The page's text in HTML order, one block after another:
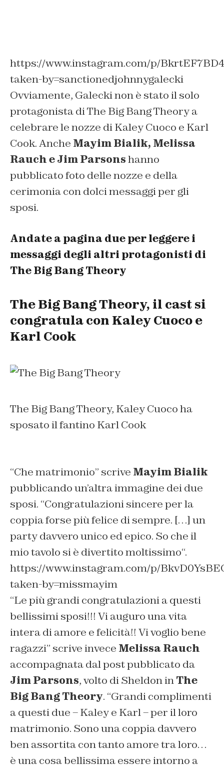
https://www.instagram.com/p/
taken-by=sanctionedjohnnygalecki
Ovviamente, Galecki non è stato il solo
protagonista di The Big Bang Theory a
celebrare le nozze di Kaley Cuoco e Karl
Cook. Anche Mayim Bialik, Melissa
Rauch e Jim Parsonshanno
pubblicato foto delle nozze e della
cerimonia con dolci messaggi per gli
sposi.
Andate a pagina due per leggere i
messaggi degli altri protagonisti di
The Big Bang Theory
The Big Bang Theory, il cast si
congratula con Kaley Cuoco e
Karl Cook
The Big Bang Theory, Kaley Cuoco ha
sposato il fantino Karl Cook
“Che matrimonio” scrive Mayim Bialik
pubblicando un’altra immagine dei due
sposi. “Congratulazioni sincere per la
coppia forse più felice di sempre. […] un
party davvero unico ed epico. So che il
mio tavolo si è divertito moltissimo“.
https://www.instagram.com/p/
taken-by=missmayim
“Le più grandi congratulazioni a questi
bellissimi sposi!!! Vi auguro una vita
intera di amore e felicità!! Vi voglio bene
ragazzi” scrive invece Melissa Rauch
accompagnata dal post pubblicato da
Jim Parsons, volto di Sheldon inThe
Big Bang Theory. “Grandi complimenti
a questi due – Kaley e Karl – per il loro
matrimonio. Sono una coppia davvero
ben assortita con tanto amore tra loro…
è una cosa bellissima essere intorno a